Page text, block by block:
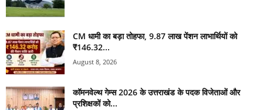
CM धामी का बड़ा तोहफा, 9.87 लाख पेंशन लाभार्थियों को
₹146.32...
August 8, 2026
कॉमनवेल्थ गेम्स 2026 के उत्तराखंड के पदक विजेताओं और
प्रशिक्षकों को...